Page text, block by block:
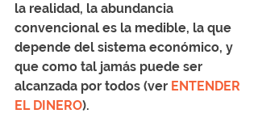
la realidad, la abundancia
convencional es la medible, la que
depende del sistema económico, y
que como tal jamás puede ser
alcanzada por todos (ver ENTENDER
EL DINERO).